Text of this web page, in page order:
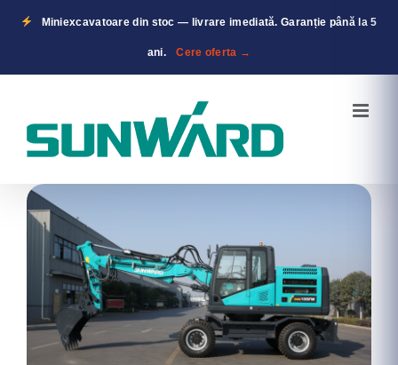
Miniexcavatoare din stoc — livrare imediată. Garanție până la 5
ani. Cere oferta →
content